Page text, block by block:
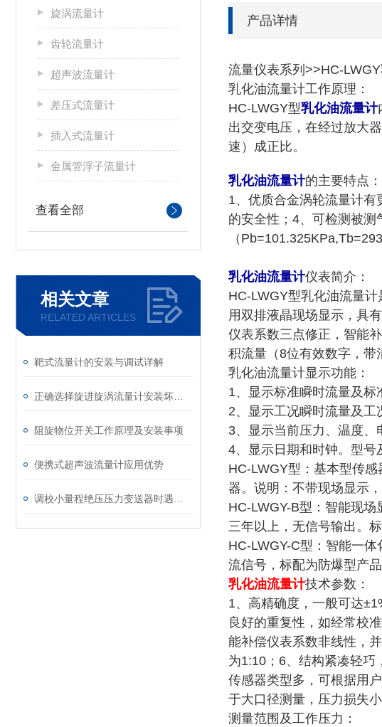
旋涡流量计
齿轮流量计
超声波流量计
差压式流量计
插入式流量计
金属管浮子流量计
查看全部
相关文章
RELATED ARTICLES
靶式流量计的安装与调试详解
阻旋物位开关工作原理及安装事项
便携式超声波流量计应用优势
产品详情
流量仪表系列>>HC-
乳化油流量计工作原理：
HC-LWGY型乳化油流量计
出交变电压，在经过放大
速）成正比。
乳化油流量计的主要特点：
1、优质合金涡轮流量计
的安全性；4、可检测被
（
乳化油流量计仪表简介：
HC-LWGY型乳化油流量
用双排液晶现场显示，具
仪表系数三点修正，智能
积流量（8位有效数字，带
乳化油流量计显示功能：
1、显示标准瞬时流量及标
2、显示工况瞬时流量及工
3、显示当前压力、温度、
4、显示日期和时钟。型号
HC-LWGY型：基本型传
器。说明：不带现场显示
HC-LWGY-B型：智能现
三年以上，无信号输出。
HC-LWGY-C型：智能一
流信号，标配为防爆型产
乳化油流量计技术参数：
1、高精确度，一般可达
良好的重复性，如经常校
能补偿仪表系数非线性，
为1:10；6、结构紧凑轻巧
传感器类型多，可根据用
于大口径测量，压力损失
测量范围及工作压力：